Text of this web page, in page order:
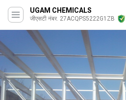
UGAM CHEMICALS
जीएसटी नंबर. 27ACQPS5222G1ZB